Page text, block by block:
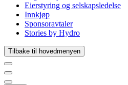
Eierstyring og selskapsledelse
Innkjøp
Sponsoravtaler
Stories by Hydro
Tilbake til hovedmenyen